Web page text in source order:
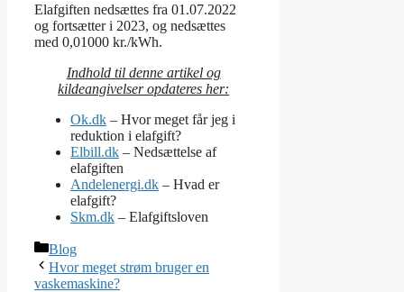
Elafgiften nedsættes fra 01.07.2022
og fortsætter i 2023, og nedsættes
med 0,01000 kr./kWh.
Indhold til denne artikel og
kildeangivelser opdateres her:
Ok.dk – Hvor meget får jeg i
reduktion i elafgift?
Elbill.dk – Nedsættelse af
elafgiften
Andelenergi.dk – Hvad er
elafgift?
Skm.dk – Elafgiftsloven
Kategorier
Blog
Hvor meget strøm bruger en
vaskemaskine?